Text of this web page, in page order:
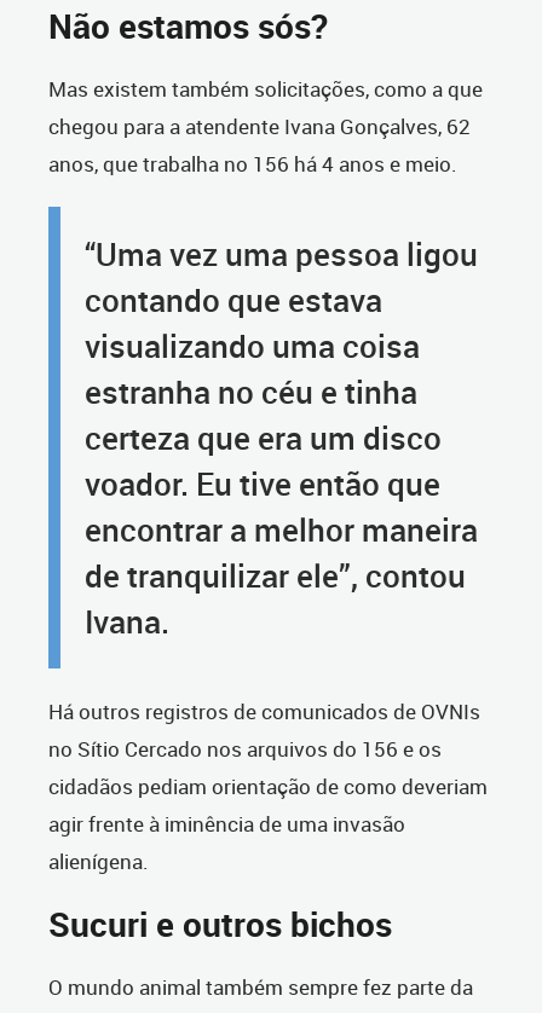
Não estamos sós?
Mas existem também solicitações, como a que
chegou para a atendente Ivana Gonçalves, 62
anos, que trabalha no 156 há 4 anos e meio.
“Uma vez uma pessoa ligou
contando que estava
visualizando uma coisa
estranha no céu e tinha
certeza que era um disco
voador. Eu tive então que
encontrar a melhor maneira
de tranquilizar ele”, contou
Ivana.
Há outros registros de comunicados de OVNIs
no Sítio Cercado nos arquivos do 156 e os
cidadãos pediam orientação de como deveriam
agir frente à iminência de uma invasão
alienígena.
Sucuri e outros bichos
O mundo animal também sempre fez parte da